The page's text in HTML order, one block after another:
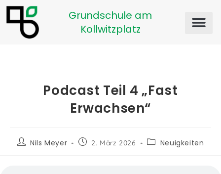
Grundschule am
Kollwitzplatz
Podcast Teil 4 „Fast
Erwachsen“
Nils Meyer 2. März 2026 Neuigkeiten